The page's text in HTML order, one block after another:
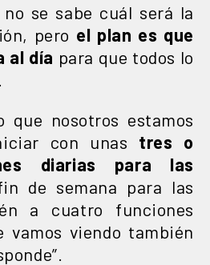
se sabe cuál será la
pero el plan es que
al día para que todos lo
que nosotros estamos
con unas tres o
diarias
para las
de semana para las
a cuatro funciones
vamos viendo también